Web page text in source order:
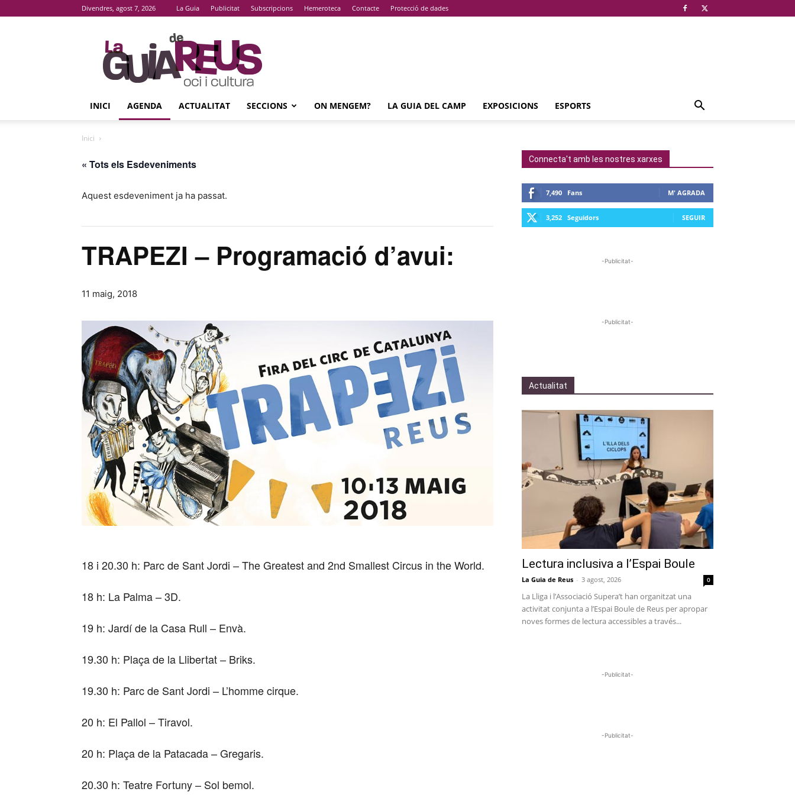
Divendres, agost 7, 2026 La Guia Publicitat Subscripcions Hemeroteca Contacte Protecció de dades
La
Guia
De
Reus
INICI AGENDA ACTUALITAT SECCIONS ON MENGEM? LA GUIA DEL CAMP EXPOSICIONS ESPORTS
Inici
« Tots els Esdeveniments
Aquest esdeveniment ja ha passat.
TRAPEZI – Programació d’avui:
11 maig, 2018
18 i 20.30 h: Parc de Sant Jordi – The Greatest and 2nd Smallest Circus in the World.
18 h: La Palma – 3D.
19 h: Jardí de la Casa Rull – Envà.
19.30 h: Plaça de la Llibertat – Briks.
19.30 h: Parc de Sant Jordi – L’homme cirque.
20 h: El Pallol – Tiravol.
20 h: Plaça de la Patacada – Gregaris.
20.30 h: Teatre Fortuny – Sol bemol.
Connecta't amb les nostres xarxes
7,490 Fans M' AGRADA
3,252 Seguidors SEGUIR
-Publicitat-
-Publicitat-
Actualitat
Lectura inclusiva a l’Espai Boule
La Guia de Reus - 3 agost, 2026 0
La Lliga i l’Associació Supera’t han organitzat una
activitat conjunta a l’Espai Boule de Reus per apropar
noves formes de lectura accessibles a través...
-Publicitat-
-Publicitat-